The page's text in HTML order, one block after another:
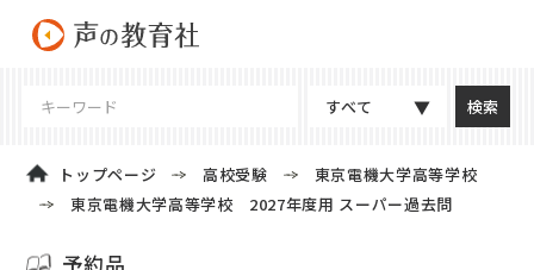
すべて
トップページ 高校受験
東京電機大学高等学校
東京電機大学高等学校 2027年度用 スーパー過去問
予約品